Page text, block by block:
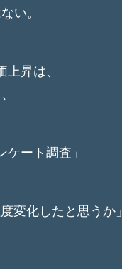
い。
昇は、
ケート調査」
変化したと思うか」